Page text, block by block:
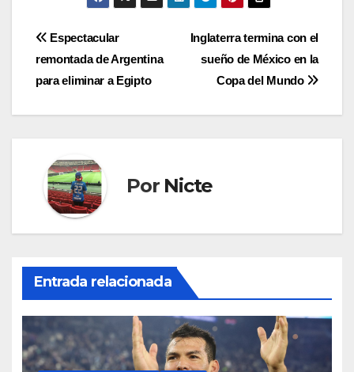
Navegación
de
entradas
Inglaterra termina con el
sueño de México en la
Copa del Mundo
Espectacular
remontada de Argentina
para eliminar a Egipto
Por Nicte
Entrada relacionada